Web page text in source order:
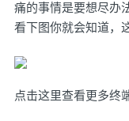
痛的事情是要想尽办
看下图你就会知道，
点击这里查看更多终